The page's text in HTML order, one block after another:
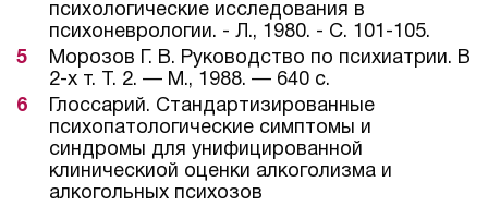
психологические исследования в
психоневрологии. - Л., 1980. - С. 101-105.
Морозов Г. В. Руководство по психиатрии. В
2-х т. Т. 2. — М., 1988. — 640 с.
Глоссарий. Стандартизированные
психопатологические симптомы и
синдромы для унифицированной
клиническиой оценки алкоголизма и
алкогольных психозов